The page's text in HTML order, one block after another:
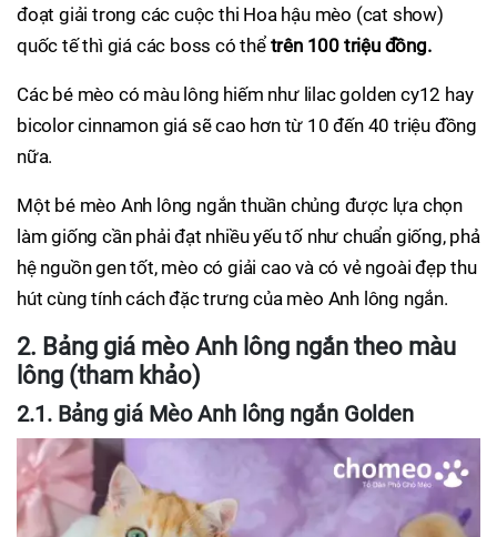
đoạt giải trong các cuộc thi Hoa hậu mèo (cat show)
quốc tế thì giá các boss có thể trên 100 triệu đồng.
Các bé mèo có màu lông hiếm như lilac golden cy12 hay
bicolor cinnamon giá sẽ cao hơn từ 10 đến 40 triệu đồng
nữa.
Một bé mèo Anh lông ngắn thuần chủng được lựa chọn
làm giống cần phải đạt nhiều yếu tố như chuẩn giống, phả
hệ nguồn gen tốt, mèo có giải cao và có vẻ ngoài đẹp thu
hút cùng tính cách đặc trưng của mèo Anh lông ngắn.
2. Bảng giá mèo Anh lông ngắn theo màu
lông (tham khảo)
2.1. Bảng giá Mèo Anh lông ngắn Golden